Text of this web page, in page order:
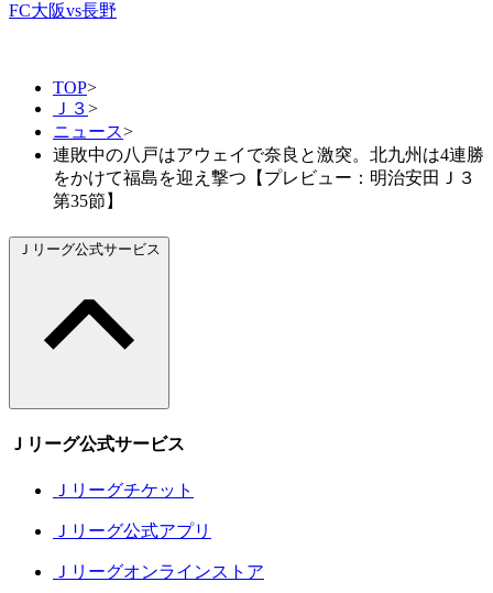
FC大阪vs長野
TOP>
Ｊ３>
ニュース>
連敗中の八戸はアウェイで奈良と激突。北九州は4連勝
をかけて福島を迎え撃つ【プレビュー：明治安田Ｊ３
第35節】
Ｊリーグ公式サービス
Ｊリーグ公式サービス
Ｊリーグチケット
Ｊリーグ公式アプリ
Ｊリーグオンラインストア